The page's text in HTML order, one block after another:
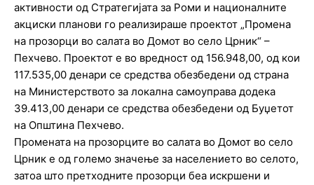
активности од Стратегијата за Роми и националните
акциски планови го реализираше проектот „Промена
на прозорци во салата во Домот во село Црник“ –
Пехчево. Проектот е во вредност од 156.948,00, од кои
117.535,00 денари се средства обезбедени од страна
на Министерството за локална самоуправа додека
39.413,00 денари се средства обезбедени од Буџетот
на Општина Пехчево.
Промената на прозорците во салата во Домот во село
Црник е од големо значење за населението во селото,
затоа што претходните прозорци беа искршени и